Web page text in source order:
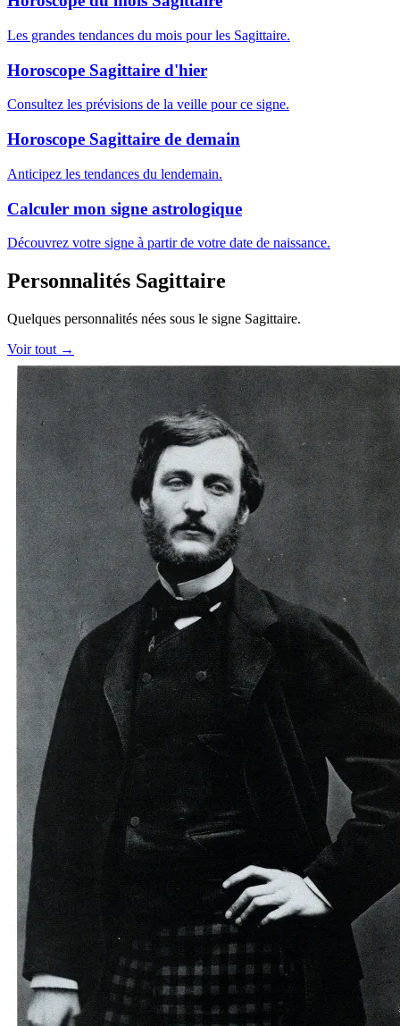
Les grandes tendances du mois pour les Sagittaire.
Horoscope Sagittaire d'hier
Consultez les prévisions de la veille pour ce signe.
Horoscope Sagittaire de demain
Anticipez les tendances du lendemain.
Calculer mon signe astrologique
Découvrez votre signe à partir de votre date de naissance.
Personnalités Sagittaire
Quelques personnalités nées sous le signe Sagittaire.
Voir tout →